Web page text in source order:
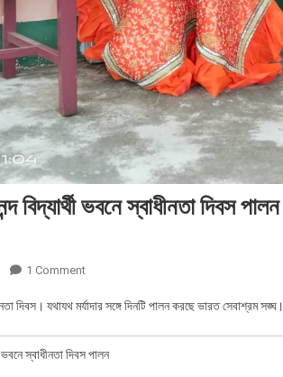
বিদ্যার্থী ভবনে স্বাধীনতা দিবস পালন
1 CommentOn
স্বামী
বিদ্যার্থী
দিবস। যথাযথ মর্যাদার সঙ্গে দিনটি পালন করছে ভারত সেবাশ্রম সঙ্ঘ।